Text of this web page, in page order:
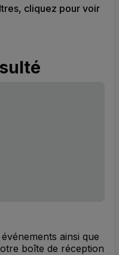
cliquez pour voir
ainsi que
boîte de réception